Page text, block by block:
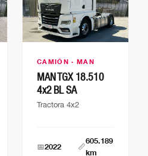
CAMIÓN · MAN
MAN TGX 18.510
4x2 BL SA
Tractora 4x2
📅2022 📏
605.189
km